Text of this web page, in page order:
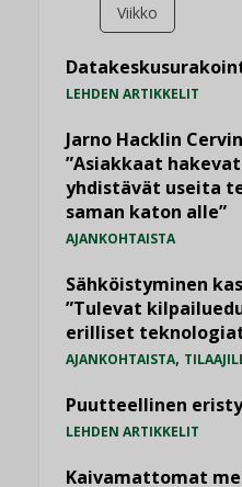
Viikko
LEHDEN ARTIKKELIT
Jarno Hacklin
”Asiakkaat
yhdistävät useita
saman katon alle”
AJANKOHTAISTA
Sähköistyminen
”Tulevat
erilliset
AJANKOHTAISTA,
Puutteellinen
LEHDEN ARTIKKELIT
Kaivamattomat